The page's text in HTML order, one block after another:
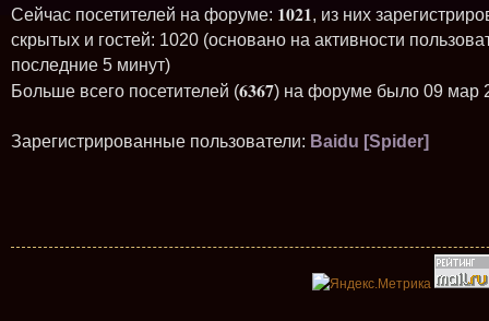
Сейчас посетителей на форуме: 1021, из них
скрытых и гостей: 1020 (основано на активности
последние 5 минут)
Больше всего посетителей (6367) на форуме было 09 мар
Зарегистрированные пользователи: Baidu [Spider]